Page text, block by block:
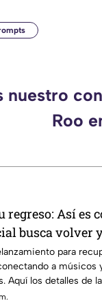
nuestro
Roo
regreso: Así es
busca volver y
los años 2000
para
a músicos
Aquí los detalles de